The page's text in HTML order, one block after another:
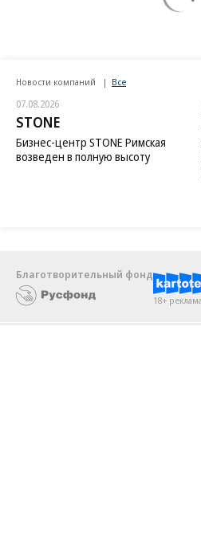
Новости компаний
07.08.2026
STONE
Бизнес-центр STONE Римская
Благотворительный фонд